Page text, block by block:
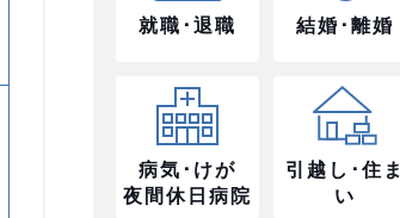
就職･退職 結婚･離婚
病気･けが
夜間休日病院
引越し･住ま
い